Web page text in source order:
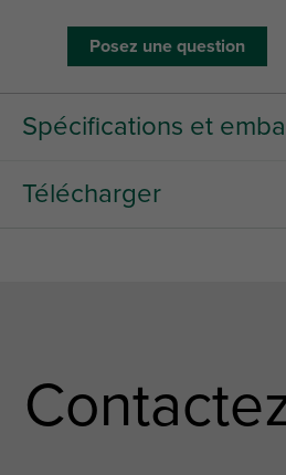
Posez une question
Spécifications et
Télécharger